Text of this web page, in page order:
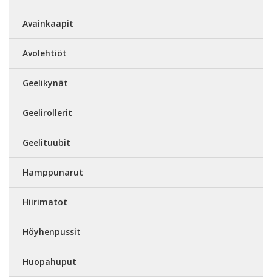
Avainkaapit
Avolehtiöt
Geelikynät
Geelirollerit
Geelituubit
Hamppunarut
Hiirimatot
Höyhenpussit
Huopahuput